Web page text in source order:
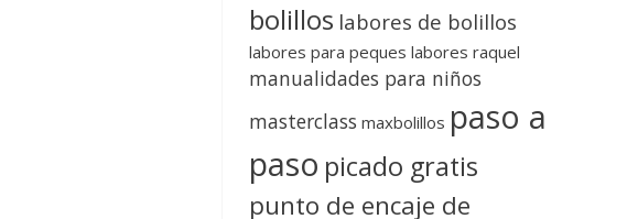
bolillos labores de bolillos
labores para peques labores raquel
manualidades para niños
masterclass maxbolillos paso a
paso picado gratis
punto de encaje de